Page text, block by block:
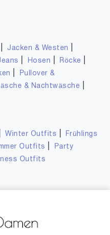
Jacken & Westen
Hosen Röcke
Pullover &
& Nachtwäsche
|Winter Outfits
Frühlings
Outfits
Party
Outfits